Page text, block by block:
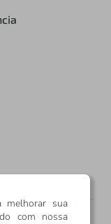
melhorar sua
com nossa